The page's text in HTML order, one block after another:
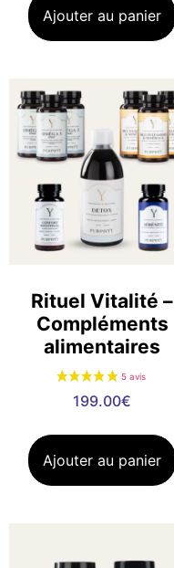
Ajouter au panier
Rituel Vitalité –
Compléments
alimentaires
199.00€
Ajouter au panier